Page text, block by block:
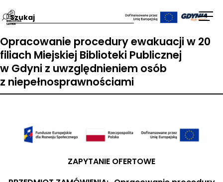
Wpisz
frazę:
Opracowanie procedury ewakuacji w 20
filiach Miejskiej Biblioteki Publicznej
w Gdyni z uwzględnieniem osób
z niepełnosprawnościami
ZAPYTANIE OFERTOWE